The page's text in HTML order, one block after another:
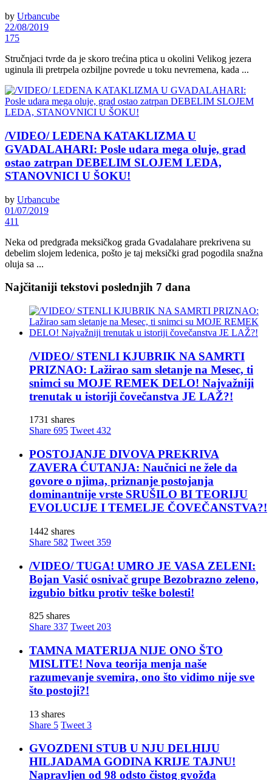
by Urbancube
22/08/2019
175
Stručnjaci tvrde da je skoro trećina ptica u okolini Velikog jezera
uginula ili pretrpela ozbiljne povrede u toku nevremena, kada ...
/VIDEO/ LEDENA KATAKLIZMA U
GVADALAHARI: Posle udara mega oluje, grad
ostao zatrpan DEBELIM SLOJEM LEDA,
STANOVNICI U ŠOKU!
by Urbancube
01/07/2019
411
Neka od predgrađa meksičkog grada Gvadalahare prekrivena su
debelim slojem ledenica, pošto je taj meksički grad pogodila snažna
oluja sa ...
Najčitaniji tekstovi poslednjih 7 dana
/VIDEO/ STENLI KJUBRIK NA SAMRTI
PRIZNAO: Lažirao sam sletanje na Mesec, ti
snimci su MOJE REMEK DELO! Najvažniji
trenutak u istoriji čovečanstva JE LAŽ?!
1731 shares
Share 695 Tweet 432
POSTOJANJE DIVOVA PREKRIVA
ZAVERA ĆUTANJA: Naučnici ne žele da
govore o njima, priznanje postojanja
dominantnije vrste SRUŠILO BI TEORIJU
EVOLUCIJE I TEMELJE ČOVEČANSTVA?!
1442 shares
Share 582 Tweet 359
/VIDEO/ TUGA! UMRO JE VASA ZELENI:
Bojan Vasić osnivač grupe Bezobrazno zeleno,
izgubio bitku protiv teške bolesti!
825 shares
Share 337 Tweet 203
TAMNA MATERIJA NIJE ONO ŠTO
MISLITE! Nova teorija menja naše
razumevanje svemira, ono što vidimo nije sve
što postoji?!
13 shares
Share 5 Tweet 3
GVOZDENI STUB U NJU DELHIJU
HILJADAMA GODINA KRIJE TAJNU!
Napravljen od 98 odsto čistog gvožđa